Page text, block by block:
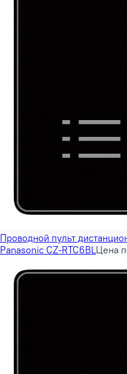
Проводной пульт
Panasonic CZ-RTC6BLЦена